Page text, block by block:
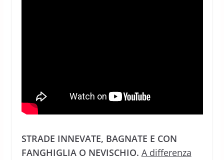
STRADE INNEVATE, BAGNATE E CON
FANGHIGLIA O NEVISCHIO. A differenza